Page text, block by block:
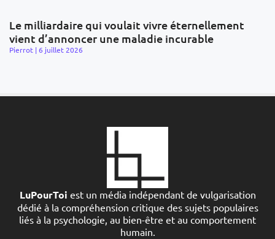
Le milliardaire qui voulait vivre éternellement
vient d’annoncer une maladie incurable
Pierrot 6 juillet 2026
LuPourToi est un média indépendant de vulgarisation
dédié à la compréhension critique des sujets populaires
liés à la psychologie, au bien-être et au comportement
humain.